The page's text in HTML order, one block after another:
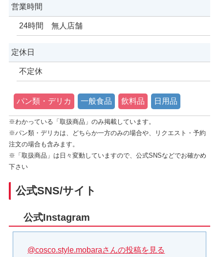
営業時間
24時間 無人店舗
定休日
不定休
パン類・デリカ 一般食品 飲料品 日用品
※わかっている「取扱商品」のみ掲載しています。
※パン類・デリカは、どちらか一方のみの場合や、リクエスト・予約
注文の場合も含みます。
※「取扱商品」は日々変動していますので、公式SNSなどでお確かめ
下さい
公式SNS/サイト
公式Instagram
@cosco.style.mobaraさんの投稿を見る